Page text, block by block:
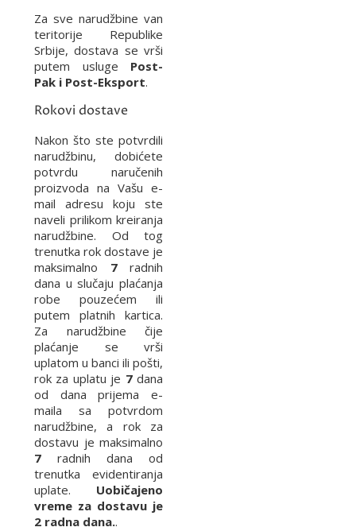
Za sve narudžbine van
teritorije Republike
Srbije, dostava se vrši
putem usluge Post-
Pak i Post-Eksport.
Rokovi dostave
Nakon što ste potvrdili
narudžbinu, dobićete
potvrdu naručenih
proizvoda na Vašu e-
mail adresu koju ste
naveli prilikom kreiranja
narudžbine. Od tog
trenutka rok dostave je
maksimalno 7radnih
dana u slučaju plaćanja
robe pouzećem ili
putem platnih kartica.
Za narudžbine čije
plaćanje se vrši
uplatom u banci ili pošti,
rok za uplatu je 7dana
od dana prijema e-
maila sa potvrdom
narudžbine, a rok za
dostavu je maksimalno
7 radnih dana od
trenutka evidentiranja
uplate. Uobičajeno
vreme za dostavu je
2 radna dana..